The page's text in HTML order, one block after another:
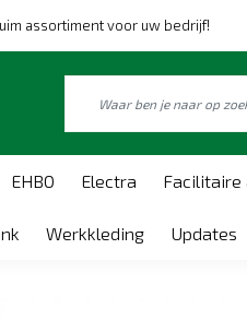
assortiment voor uw bedrijf!
EHBO Electra Facilitaire
Werkkleding Updates